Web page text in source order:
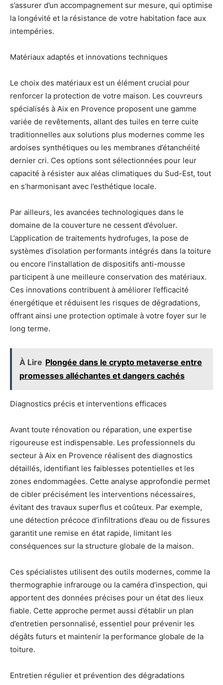
s’assurer d’un accompagnement sur mesure, qui optimise
la longévité et la résistance de votre habitation face aux
intempéries.
Matériaux adaptés et innovations techniques
Le choix des matériaux est un élément crucial pour
renforcer la protection de votre maison. Les couvreurs
spécialisés à Aix en Provence proposent une gamme
variée de revêtements, allant des tuiles en terre cuite
traditionnelles aux solutions plus modernes comme les
ardoises synthétiques ou les membranes d’étanchéité
dernier cri. Ces options sont sélectionnées pour leur
capacité à résister aux aléas climatiques du Sud-Est, tout
en s’harmonisant avec l’esthétique locale.
Par ailleurs, les avancées technologiques dans le
domaine de la couverture ne cessent d’évoluer.
L’application de traitements hydrofuges, la pose de
systèmes d’isolation performants intégrés dans la toiture
ou encore l’installation de dispositifs anti-mousse
participent à une meilleure conservation des matériaux.
Ces innovations contribuent à améliorer l’efficacité
énergétique et réduisent les risques de dégradations,
offrant ainsi une protection optimale à votre foyer sur le
long terme.
À Lire Plongée dans le crypto metaverse entre
promesses alléchantes et dangers cachés
Diagnostics précis et interventions efficaces
Avant toute rénovation ou réparation, une expertise
rigoureuse est indispensable. Les professionnels du
secteur à Aix en Provence réalisent des diagnostics
détaillés, identifiant les faiblesses potentielles et les
zones endommagées. Cette analyse approfondie permet
de cibler précisément les interventions nécessaires,
évitant des travaux superflus et coûteux. Par exemple,
une détection précoce d’infiltrations d’eau ou de fissures
garantit une remise en état rapide, limitant les
conséquences sur la structure globale de la maison.
Ces spécialistes utilisent des outils modernes, comme la
thermographie infrarouge ou la caméra d’inspection, qui
apportent des données précises pour un état des lieux
fiable. Cette approche permet aussi d’établir un plan
d’entretien personnalisé, essentiel pour prévenir les
dégâts futurs et maintenir la performance globale de la
toiture.
Entretien régulier et prévention des dégradations